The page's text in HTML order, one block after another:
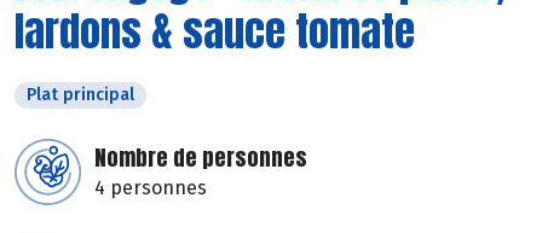
lardons & sauce tomate
Plat principal
Nombre de personnes
4 personnes